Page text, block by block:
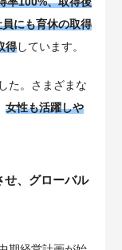
にも育休の取得
得しています。
た。さまざまな
女性も活躍しや
せ、グローバル